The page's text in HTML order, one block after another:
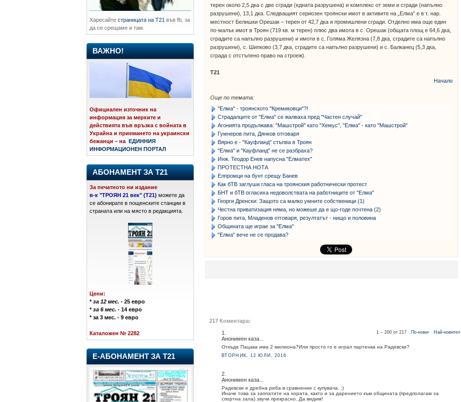
Харесайте страницата на Т21 във fb, за
да се срещаме и там.
ВАЖНО!
Официален източник на
информация за мерките и
действията във връзка с войната в
Украйна и приемането на украински
бежанци – на
ЕДИННИЯ
ИНФОРМАЦИОНЕН ПОРТАЛ
АБОНАМЕНТ ЗА Т21
За печатното ни издание
в-к "ТРОЯН 21 век" (Т21) можете да
се абонирате в пощенските станции в
страната или на място в редакцията.
Цени:
*за 12 мес. - 25 евро
*за 6 мес. - 14 евро
* за 3 мес. - 9 евро
Каталожен № 2282
Е-АБОНАМЕНТ ЗА Т21
терен около 2,5 дка с две сгради (едната разрушена) и комплекс от земи и сгради (напълно
разрушени), 13,1 дка. Следващият сериозен троянски имот в активите на „Елма” е в т. нар.
местност Белишки Орешак – терен от 42,7 дка и промишлени сгради. Отделно има още един
по-малък имот в Троян (719 кв. м терен) плюс два имота в с. Орешак (общата площ е 64,6 дка,
сградите са напълно разрушени) и имоти в с. Голяма Желязна (7,8 дка, сградите са напълно
разрушени), с. Шипково (3,7 дка, сградите са напълно разрушени) и с. Балканец (5,3 дка,
сграда с отстъпено право на строеж).
Т21
Начало
Още по темата:
"Елма" - троянското "Кремиковци"?!
Страдалците от "Елма" се жалваха пред "Частен случай"
Агонията продължава: "Машстрой" като "Хемус", "Елма" - като "Машстрой"
Гумнеров пита, Дянков отговаря
Вярно е - "Кауфланд" стъпва в Троян
"Елма" и "Кауфланд" не се разбраха?
Инж. Теодор Енев напусна "Елматех"
ПРОТЕСТНА НОТА
Елпромци на бунт срещу Банев
Как бТВ заглуши гласа на троянския работнически протест
БНТ и бТВ огласиха недоволствата на работниците от "Елма"
Георги Дренски: Защото са малко умните собственици (1)
Честна приватизация няма, но можеше да е що-годе почтена (2)
Горов пита, Младенов отговаря, резултатът - нищо и половина
Общината ще играе за "Елма"
"Елма" вече не се продава?
217 Коментара:
1 – 200 от 217 По-нови› Най-новите»
1.
Анонимен каза...
Откъде Пацака има 2 милиона?Или просто го е играл партенка на Радевски?
ВТОРНИК, 12 ЮЛИ, 2016
2.
Анонимен каза...
Радевски е дребна риба в сравнение с купувача. ;)
Иначе това за заплатите на хората, както и за дарението към общината (предполагам за
спортна зала) звучи прекрасно. Да видим!